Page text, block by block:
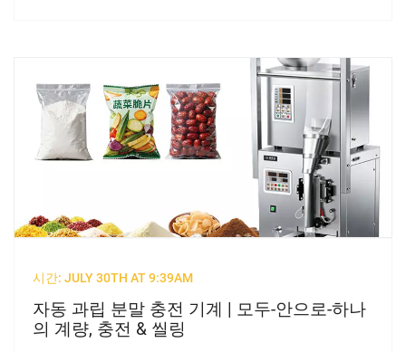
시간: JULY 30TH AT 9:39AM
자동 과립 분말 충전 기계 | 모두-안으로-하나
의 계량, 충전 & 씰링